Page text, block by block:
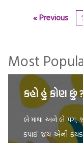
« Previous 1
Most
કહો હું કોણ છું
બે માથાં અને બે
કપાઈ જાય એની